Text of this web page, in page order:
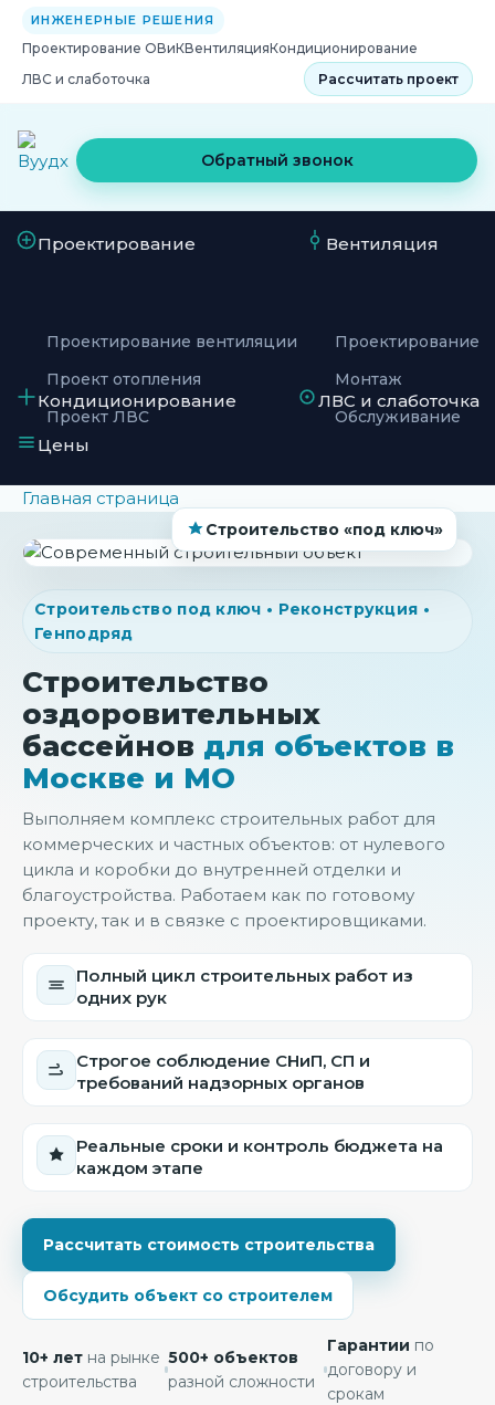
ИНЖЕНЕРНЫЕ РЕШЕНИЯ
Проектирование ОВиКВентиляцияКондиционирование
ЛВС и слаботочка
Рассчитать проект
Обратный звонок
Проектирование
Проектирование вентиляции
Проект отопления
Проект ЛВС
Вентиляция
Проектирование
Монтаж
Обслуживание
Кондиционирование ЛВС и слаботочка
Цены
Главная страница
Строительство под ключ • Реконструкция •
Генподряд
Строительство
оздоровительных
бассейнов для объектов в
Москве и МО
Выполняем комплекс строительных работ для
коммерческих и частных объектов: от нулевого
цикла и коробки до внутренней отделки и
благоустройства. Работаем как по готовому
проекту, так и в связке с проектировщиками.
Полный цикл строительных работ из
одних рук
Строгое соблюдение СНиП, СП и
требований надзорных органов
Реальные сроки и контроль бюджета на
каждом этапе
Рассчитать стоимость строительства
Обсудить объект со строителем
10+ лет на рынке
строительства
500+ объектов
разной сложности
Гарантии по
договору и
срокам
Строительство «под ключ»